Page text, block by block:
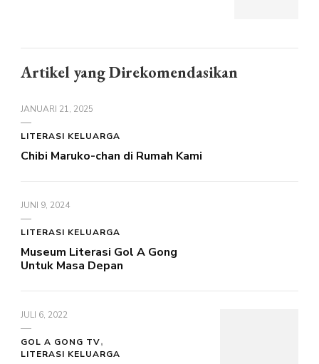
Artikel yang Direkomendasikan
JANUARI 21, 2025
LITERASI KELUARGA
Chibi Maruko-chan di Rumah Kami
JUNI 9, 2024
LITERASI KELUARGA
Museum Literasi Gol A Gong
Untuk Masa Depan
JULI 6, 2022
GOL A GONG TV
LITERASI KELUARGA